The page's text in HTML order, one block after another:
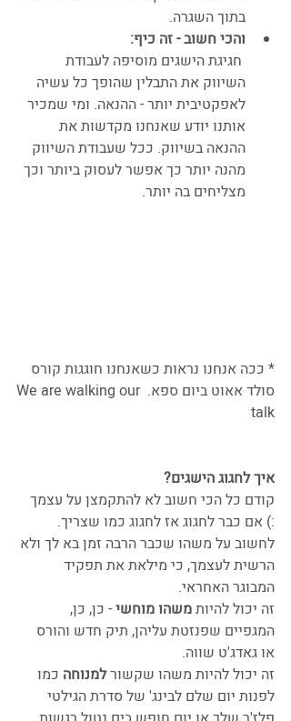
בתוך השגרה.
והכי חשוב - זה כיף:
חגיגת הישגים מוסיפה לעבודת
השיווק את התבלין שהופך כל עשיה
לאפקטיבית יותר - ההנאה. ומי שמכיר
אותנו יודע שאנחנו מקדשות את
ההנאה בשיווק. ככל שעבודת השיווק
מהנה יותר כך אפשר לעסוק ביותר וכך
מצליחים בה יותר.
* ככה אנחנו נראות כשאנחנו חוגגות קורס
סולד אאוט ביום ספא. We are walking our
talk
איך לחגוג הישגים?
קודם כל הכי חשוב לא להתקמצן על עצמך
:) אם כבר לחגוג אז לחגוג כמו שצריך.
לחשוב על משהו שכבר הרבה זמן בא לך ולא
הרשית לעצמך, כי מילאת את תפקיד
המבוגר האחראי.
זה יכול להיות משהו מוחשי - כן, כן,
המגפיים שפנזטת עליהן, תיק חדש והורס
או גאדג'ט שווה.
זה יכול להיות משהו שקשור למנוחה כמו
לפנות יום שלם לבינג' של סדרת הגילטי